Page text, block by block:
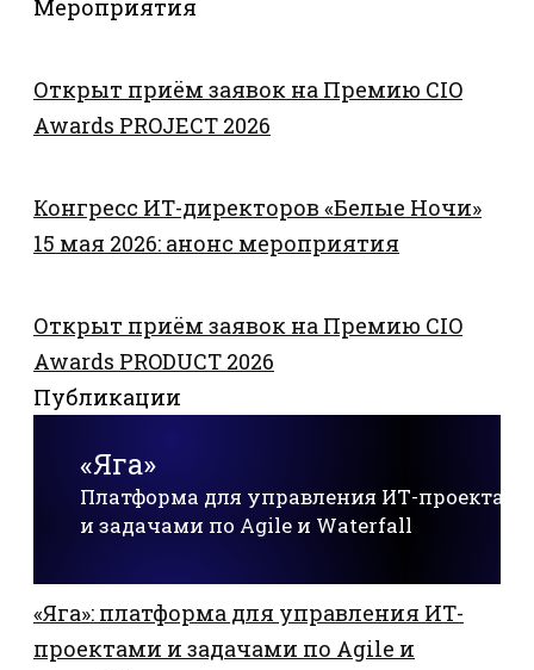
Мероприятия
Открыт приём заявок на Премию CIO
Awards PROJECT 2026
Конгресс ИТ-директоров «Белые Ночи»
15 мая 2026: анонс мероприятия
Открыт приём заявок на Премию CIO
Awards PRODUCT 2026
Публикации
«Яга»
Платформа для управления ИТ-
и задачами по Agile и Waterfall
«Яга»: платформа для управления ИТ-
проектами и задачами по Agile и